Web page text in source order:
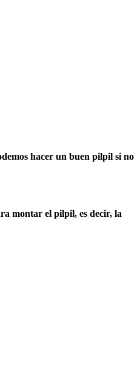
hacer un buen pilpil si no
montar el pilpil, es decir, la